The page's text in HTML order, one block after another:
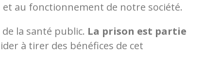
et au fonctionnement de notre société.
la santé public. La prison est partie
à tirer des bénéfices de cet